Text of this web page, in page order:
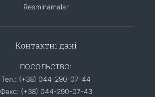
Resminamalar
Контактні дані
ПОСОЛЬСТВО:
Тел.: (+38) 044-290-07-44
Факс: (+38) 044-290-07-43